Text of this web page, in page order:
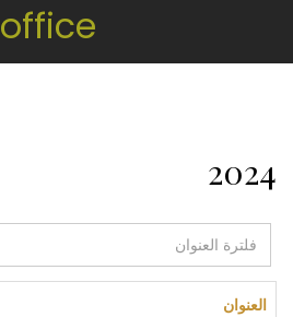
office
2024
فلترة
العنوان
العنوان